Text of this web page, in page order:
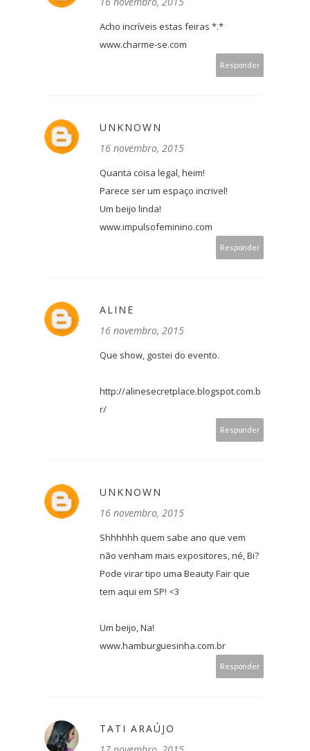
Acho incríveis estas feiras *.*
www.charme-se.com
Responder
UNKNOWN
16 novembro, 2015
Quanta coisa legal, heim!
Parece ser um espaço incrivel!
Um beijo linda!
www.impulsofeminino.com
Responder
ALINE
16 novembro, 2015
Que show, gostei do evento.
http://alinesecretplace.blogspot.com.b
r/
Responder
UNKNOWN
16 novembro, 2015
Shhhhhh quem sabe ano que vem
não venham mais expositores, né, Bi?
Pode virar tipo uma Beauty Fair que
tem aqui em SP! <3
Um beijo, Na!
www.hamburguesinha.com.br
Responder
TATI ARAÚJO